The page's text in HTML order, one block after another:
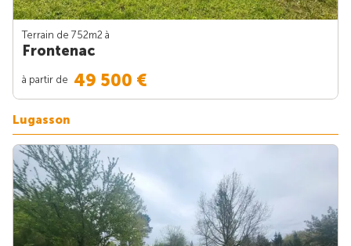
Terrain de 752m2 à
Frontenac
à partir de 49 500 €
Lugasson